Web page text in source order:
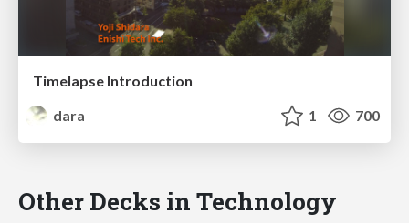
Timelapse Introduction
dara
1 700
Other Decks in Technology